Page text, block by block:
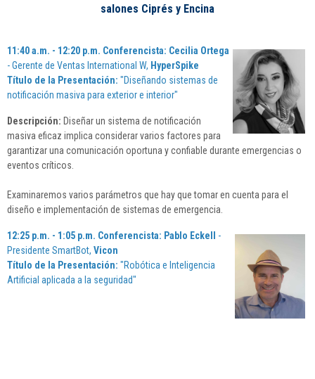
salones Ciprés y Encina
11:40 a.m. - 12:20 p.m. Conferencista: Cecilia Ortega
- Gerente de Ventas International W, HyperSpike
Título de la Presentación: "Diseñando sistemas de
notificación masiva para exterior e interior"
Descripción: Diseñar un sistema de notificación
masiva eficaz implica considerar varios factores para
garantizar una comunicación oportuna y confiable durante emergencias o
eventos críticos.
Examinaremos varios parámetros que hay que tomar en cuenta para el
diseño e implementación de sistemas de emergencia.
12:25 p.m. - 1:05 p.m. Conferencista: Pablo Eckell -
Presidente SmartBot, Vicon
Título de la Presentación: "Robótica e Inteligencia
Artificial aplicada a la seguridad"